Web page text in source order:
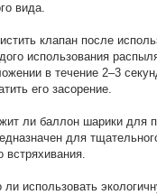
вида.
клапан после
использования
в течение 2–3
его засорение.
ли баллон шарики для
для
встряхивания.
использовать